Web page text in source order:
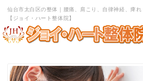
仙台市太白区の整体｜腰痛、肩こり、自律神経、痺
【ジョイ・ハート整体院】